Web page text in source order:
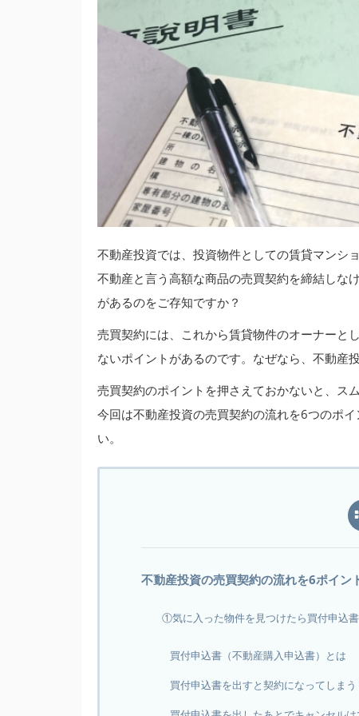
不動産投資では、投資物件としての賃貸マンシ
不動産と言う高額な商品の売買契約を締結しな
があるのをご存知ですか？
売買契約には、これから賃貸物件のオーナーと
ないポイントがあるのです。なぜなら、不動産
売買契約のポイントを押さえておかないと、ス
今回は不動産投資の売買契約の流れを6つのポ
い。
不動産投資の売買契約の流れを6ポイン
①気に入った物件を見つけたら買付申込
買付申込書（不動産購入申込書）とは
買付申込書を出すと契約になってしまう